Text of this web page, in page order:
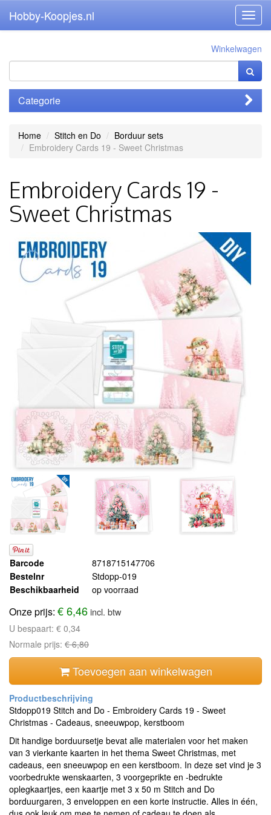
Hobby-Koopjes.nl
Winkelwagen
Categorie
Home Stitch en Do
Borduur sets
Embroidery Cards 19 - Sweet Christmas
Embroidery Cards 19 -
Sweet Christmas
Barcode
8718715147706
Bestelnr
Stdopp-019
Beschikbaarheid
op voorraad
Onze prijs: € 6,46incl. btw
U bespaart: € 0,34
Normale prijs: € 6,80
Toevoegen aan winkelwagen
Stdopp019 Stitch and Do - Embroidery Cards 19 - Sweet
Christmas - Cadeaus, sneeuwpop, kerstboom
Dit handige borduursetje bevat alle materialen voor het maken
van 3 vierkante kaarten in het thema Sweet Christmas, met
cadeaus, een sneeuwpop en een kerstboom. In deze set vind je 3
voorbedrukte wenskaarten, 3 voorgeprikte en -bedrukte
oplegkaartjes, een kaartje met 3 x 50 m Stitch and Do
borduurgaren, 3 enveloppen en een korte instructie. Alles in één,